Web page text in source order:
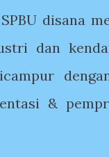
disana
dan
&